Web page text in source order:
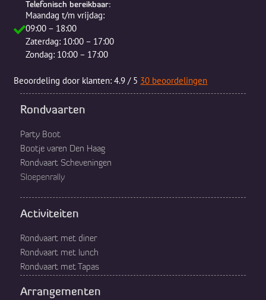
Telefonisch bereikbaar:
Maandag t/m vrijdag:
09:00 – 18:00
Zaterdag: 10:00 – 17:00
Zondag: 10:00 – 17:00
Beoordeling door klanten:4.9 / 5 30 beoordelingen
Rondvaarten
Party Boot
Bootje varen Den Haag
Rondvaart Scheveningen
Sloepenrally
Activiteiten
Rondvaart met diner
Rondvaart met lunch
Rondvaart met Tapas
Arrangementen